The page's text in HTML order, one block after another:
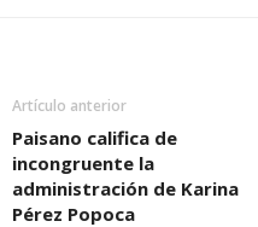
Artículo anterior
Paisano califica de
incongruente la
administración de Karina
Pérez Popoca